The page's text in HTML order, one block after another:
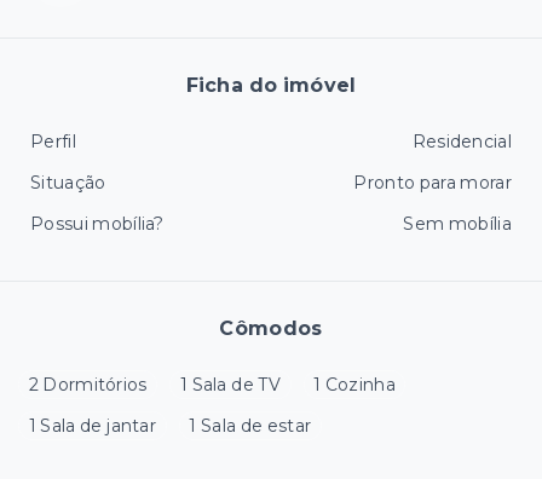
Cômodos
2 Dormitórios 1 Sala de TV
1 Cozinha
1 Sala de jantar
1 Sala de estar
Ficha do imóvel
Perfil
Residencial
Situação
Pronto para morar
Possui mobília?
Sem mobília